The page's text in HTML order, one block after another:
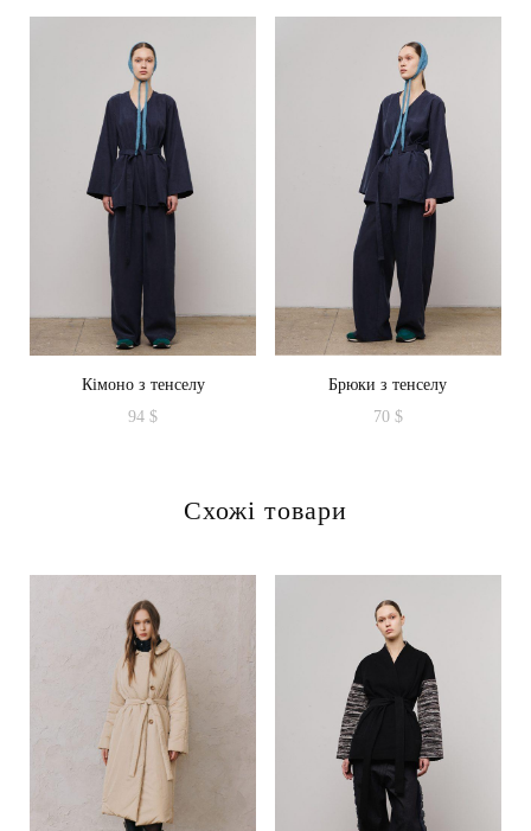
Кімоно з тенселу
94$
Брюки з тенселу
70 $
Параметри
можна
вибрати
сторінці
товару
Схожі товари